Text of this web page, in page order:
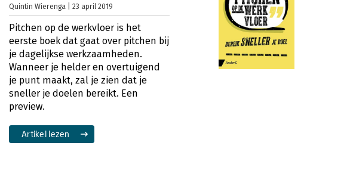
Quintin Wierenga | 23 april 2019
Pitchen op de werkvloer is het
eerste boek dat gaat over pitchen bij
je dagelijkse werkzaamheden.
Wanneer je helder en overtuigend
je punt maakt, zal je zien dat je
sneller je doelen bereikt. Een
preview.
Artikel lezen